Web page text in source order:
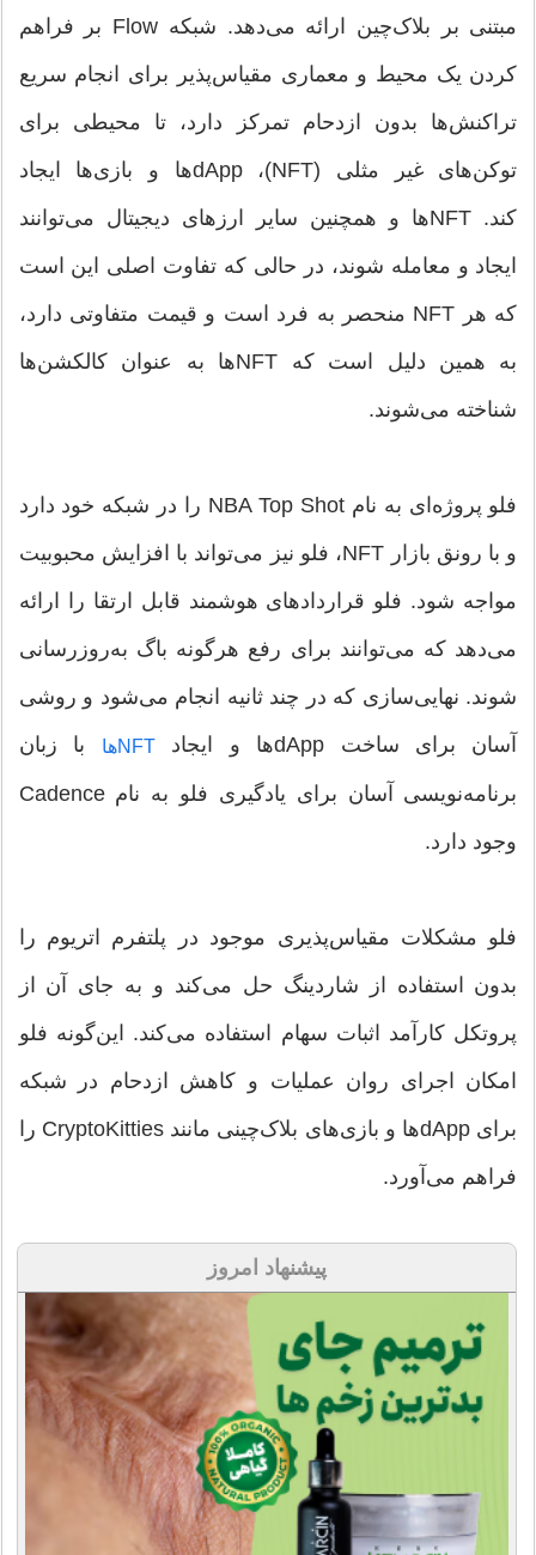
مبتنی بر بلاک‌چین ارائه می‌دهد. شبکه Flow بر فراهم
کردن یک محیط و معماری مقیاس‌پذیر برای انجام سریع
تراکنش‌ها بدون ازدحام تمرکز دارد، تا محیطی برای
توکن‌های غیر مثلی (NFT)، dApp‌ها و بازی‌ها ایجاد
کند. NFT‌ها و همچنین سایر ارزهای دیجیتال می‌توانند
ایجاد و معامله شوند، در حالی که تفاوت اصلی این است
که هر NFT منحصر به فرد است و قیمت متفاوتی دارد،
به همین دلیل است که NFT‌ها به عنوان کالکشن‌ها
شناخته می‌شوند.
فلو پروژه‌ای به نام NBA Top Shot را در شبکه خود دارد
و با رونق بازار NFT، فلو نیز می‌تواند با افزایش محبوبیت
مواجه شود. فلو قراردادهای هوشمند قابل ارتقا را ارائه
می‌دهد که می‌توانند برای رفع هرگونه باگ به‌روزرسانی
شوند. نهایی‌سازی که در چند ثانیه انجام می‌شود و روشی
آسان برای ساخت dApp‌ها و ایجاد
NFT‌ها با زبان
برنامه‌نویسی آسان برای یادگیری فلو به نام Cadence
وجود دارد.
فلو مشکلات مقیاس‌پذیری موجود در پلتفرم اتریوم را
بدون استفاده از شاردینگ حل می‌کند و به جای آن از
پروتکل کارآمد اثبات سهام استفاده می‌کند. این‌گونه فلو
امکان اجرای روان عملیات و کاهش ازدحام در شبکه
برای dApp‌ها و بازی‌های بلاک‌چینی مانند CryptoKitties را
فراهم می‌آورد.
پیشنهاد امروز